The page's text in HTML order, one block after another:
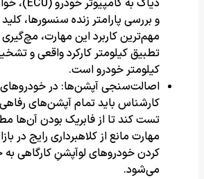
و بررسی پارامتر زنده سنسورها،
مهم‌ترین کاربرد این مهارت، مچ‌گیری
تطبیق کیلومتر کارکرد واقعی و
کیلومتر خودرو است.
اصالت‌سنجی آپشن‌ها: در خودروهای
کارشناس باید تمام آپشن‌های
تست کند تا از فابریک بودن آن‌ها
مهارت مانع از کلاهبرداری رایج در
کردن خودروهای لوآپشنِ کارگاهی
می‌شود.